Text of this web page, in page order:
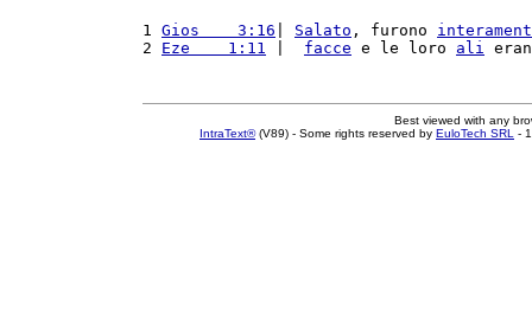
1 Gios    3:16 Salato , furono
2 Eze    1:11 facce e le loro ali
Best viewed with any
IntraText®(V89) - Some rights reserved by EuloTech SRL -